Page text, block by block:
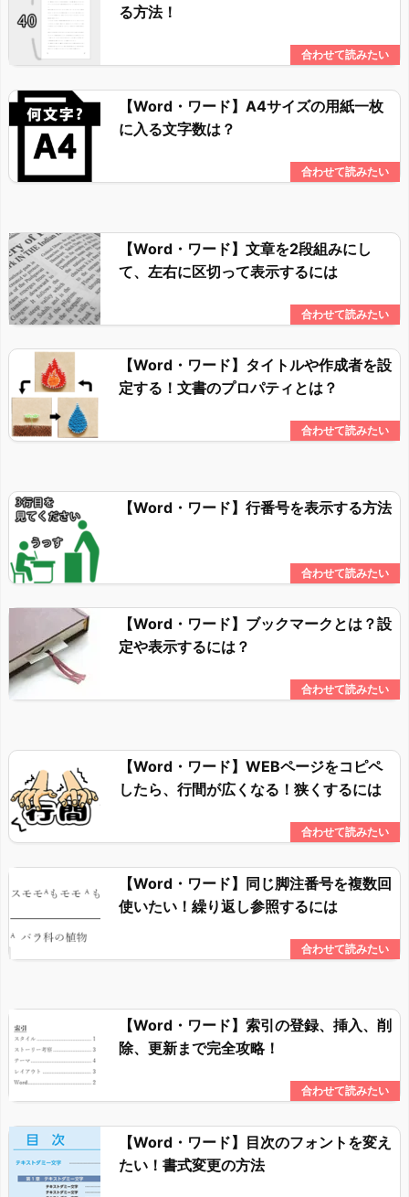
る方法！
【Word・ワード】A4サイズの用紙一枚
に入る文字数は？
【Word・ワード】文章を2段組みにし
て、左右に区切って表示するには
【Word・ワード】タイトルや作成者を設
定する！文書のプロパティとは？
【Word・ワード】行番号を表示する方法
【Word・ワード】ブックマークとは？設
定や表示するには？
【Word・ワード】WEBページをコピペ
したら、行間が広くなる！狭くするには
【Word・ワード】同じ脚注番号を複数回
使いたい！繰り返し参照するには
【Word・ワード】索引の登録、挿入、削
除、更新まで完全攻略！
【Word・ワード】目次のフォントを変え
たい！書式変更の方法